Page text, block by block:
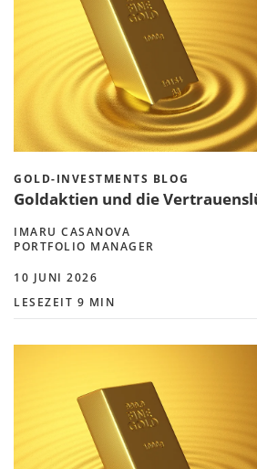
GOLD-INVESTMENTS BLOG
Goldaktien und die
IMARU CASANOVA
PORTFOLIO MANAGER
10 JUNI 2026
LESEZEIT 9 MIN